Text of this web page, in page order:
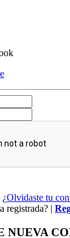
¿Olvidaste tu
registrada? |
NUEVA